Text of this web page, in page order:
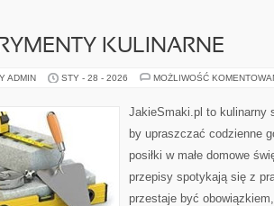
KULINARNE
ADMIN STY - 28 - 2026 MOŻLIWOŚĆ
JakieSmaki.pl to kulinarny
by upraszczać codzienne
posiłki w małe domowe
przepisy spotykają się z
przestaje być